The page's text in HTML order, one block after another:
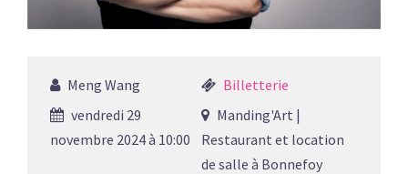
Meng Wang
vendredi 29
novembre 2024 à 10:00
Billetterie
Manding'Art |
Restaurant et location
de salle à Bonnefoy